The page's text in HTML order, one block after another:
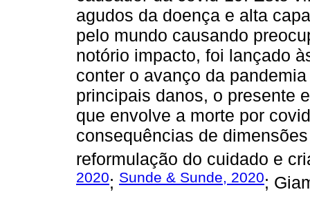
agudos da doença e alta
pelo mundo causando
notório impacto, foi lançado
conter o avanço da
principais danos, o presente
que envolve a morte por
consequências de
reformulação do cuidado e
2020; Sunde & Sunde, 2020;